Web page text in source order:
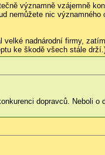
významně vzájemně
nemůžete nic
nadnárodní firmy,
ke škodě všech stále
dopravců. Neboli